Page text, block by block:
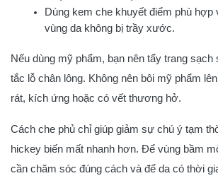
Dùng kem che khuyết điểm phù hợp
vùng da không bị trầy xước.
Nếu dùng mỹ phẩm, bạn nên tẩy trang sạch
tắc lỗ chân lông. Không nên bôi mỹ phẩm
rát, kích ứng hoặc có vết thương hở.
Cách che phủ chỉ giúp giảm sự chú ý tạm
hickey biến mất nhanh hơn. Để vùng bầm
cần chăm sóc đúng cách và để da có thời